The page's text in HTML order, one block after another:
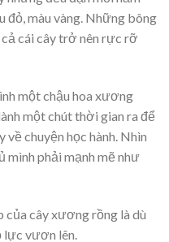
đỏ, màu vàng. Những bông
cái cây trở nên rực rỡ
một chậu hoa xương
một chút thời gian ra để
chuyện học hành. Nhìn
mình phải mạnh mẽ như
của cây xương rồng là dù
lực vươn lên.